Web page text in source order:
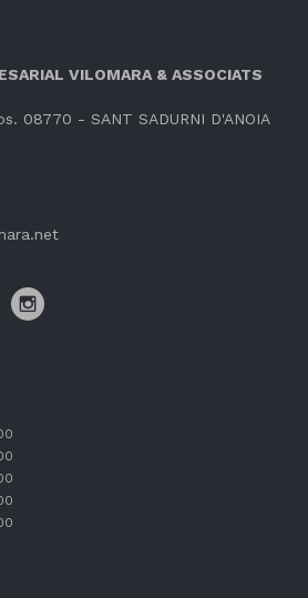
VILOMARA & ASSOCIATS
08770 - SANT SADURNI D'ANOIA